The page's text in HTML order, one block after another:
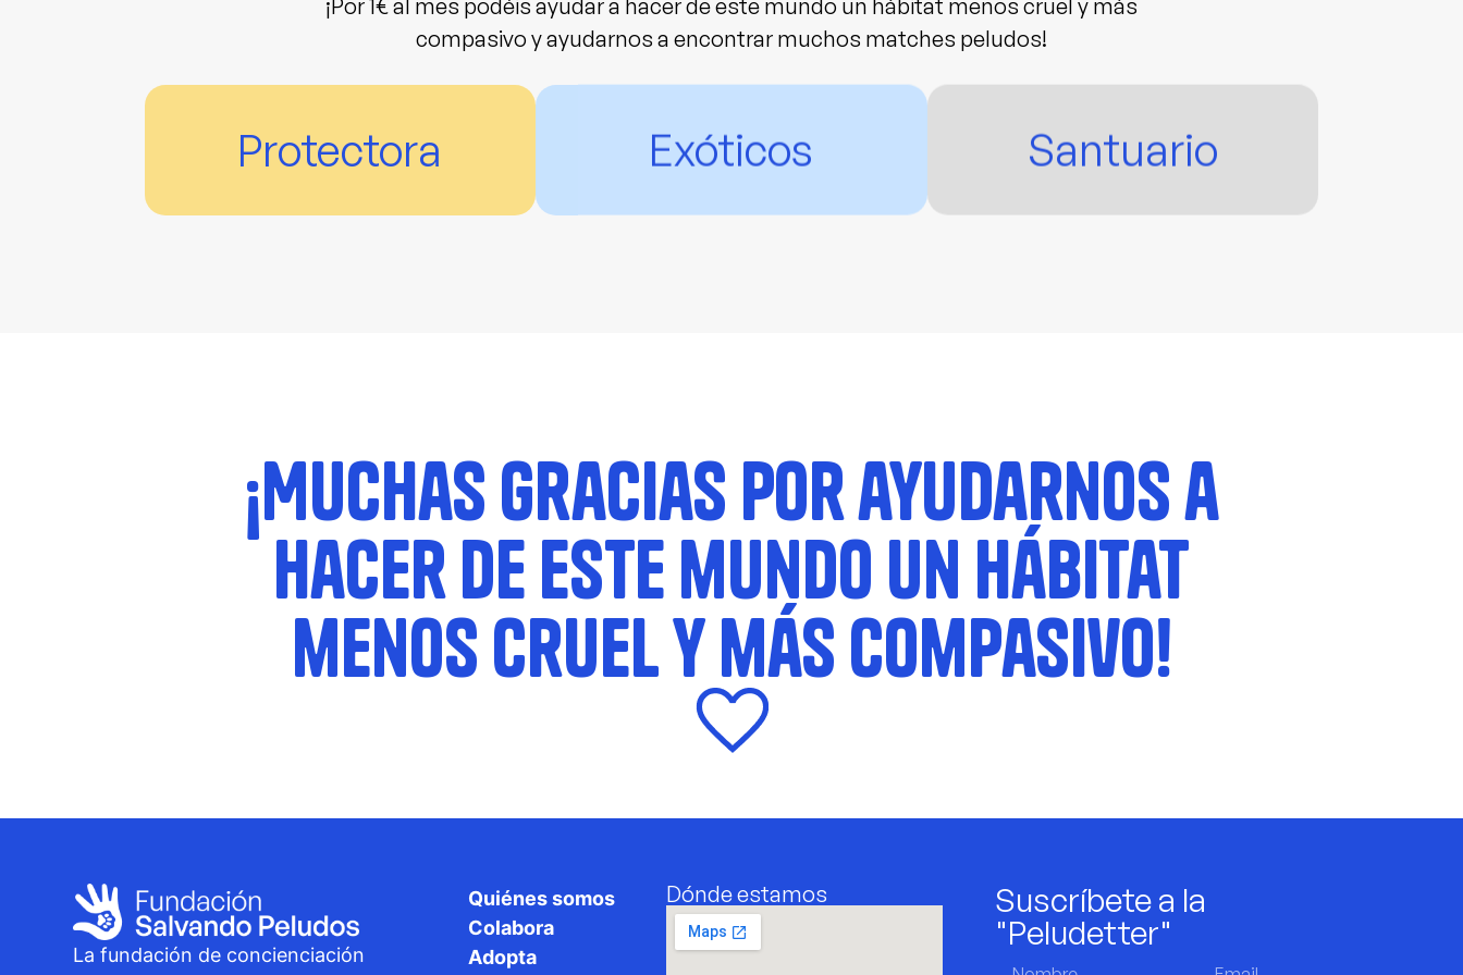
¡Por1€ al mes podéis ayudar a hacer de este mundo un hábitat menos cruel y más
compasivo y ayudarnos a encontrar muchos matches peludos!
Protectora Exóticos Santuario
¡Muchas gracias por ayudarnos a
hacer de este mundo un hábitat
menos cruel y más compasivo!
La fundación de concienciación
Quiénes somos
Colabora
Adopta
Dónde estamos
Suscríbete a la
"Peludetter"